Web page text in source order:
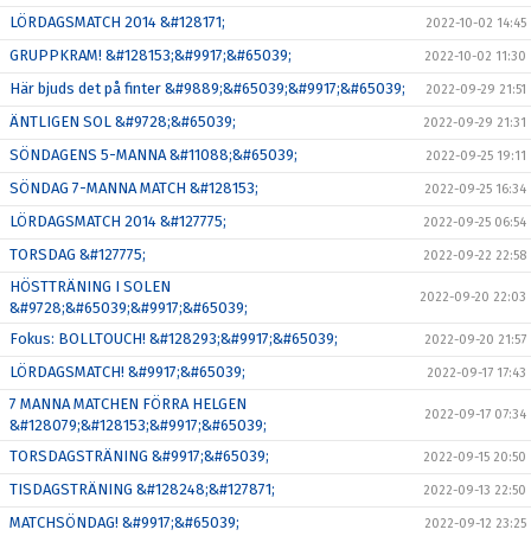
LÖRDAGSMATCH 2014 &#128171; 2022-10-02 14:45
GRUPPKRAM! &#128153;&#9917;&#65039; 2022-10-02 11:30
Här bjuds det på finter &#9889;&#65039;&#9917;&#65039; 2022-09-29 21:51
ÄNTLIGEN SOL &#9728;&#65039; 2022-09-29 21:31
SÖNDAGENS 5-MANNA &#11088;&#65039; 2022-09-25 19:11
SÖNDAG 7-MANNA MATCH &#128153; 2022-09-25 16:34
LÖRDAGSMATCH 2014 &#127775; 2022-09-25 06:54
TORSDAG &#127775; 2022-09-22 22:58
HÖSTTRÄNING I SOLEN
&#9728;&#65039;&#9917;&#65039;
2022-09-20 22:03
Fokus: BOLLTOUCH! &#128293;&#9917;&#65039; 2022-09-20 21:57
LÖRDAGSMATCH! &#9917;&#65039; 2022-09-17 17:43
7 MANNA MATCHEN FÖRRA HELGEN
&#128079;&#128153;&#9917;&#65039;
2022-09-17 07:34
TORSDAGSTRÄNING &#9917;&#65039; 2022-09-15 20:50
TISDAGSTRÄNING &#128248;&#127871; 2022-09-13 22:50
MATCHSÖNDAG! &#9917;&#65039; 2022-09-12 23:25